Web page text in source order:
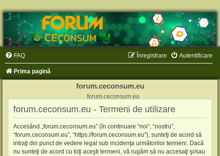
FAQ Autentificare
Înregistrare
Prima pagină
forum.ceconsum.eu
forum.ceconsum.eu
forum.ceconsum.eu - Termeni de utilizare
Accesând „forum.ceconsum.eu” (în continuare “noi”, “nostru”,
“forum.ceconsum.eu”, “https://forum.ceconsum.eu”), sunteţi de acord să
intraţi din punct de vedere legal sub incidenţa următorilor termeni. Dacă
nu sunteţi de acord cu toţi aceşti termeni, vă rugăm să nu accesaţi şi/sau